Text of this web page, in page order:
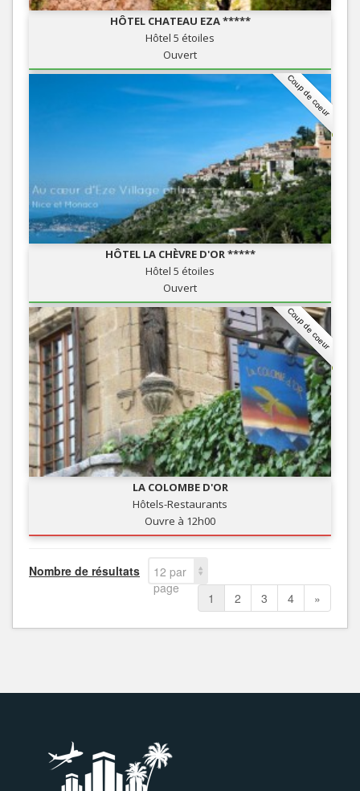
HÔTEL CHATEAU EZA *****
Hôtel 5 étoiles
Ouvert
Coup de coeur
HÔTEL LA CHÈVRE D'OR *****
Hôtel 5 étoiles
Ouvert
Coup de coeur
LA COLOMBE D'OR
Hôtels-Restaurants
Ouvre à 12h00
Nombre de résultats
12 par
page
1 2 3 4 »